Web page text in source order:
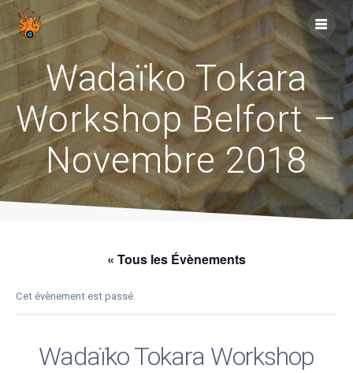
Skip
content
Wadaïko Tokara
Workshop Belfort –
Novembre 2018
« Tous les Évènements
Cet évènement est passé.
Wadaïko Tokara Workshop